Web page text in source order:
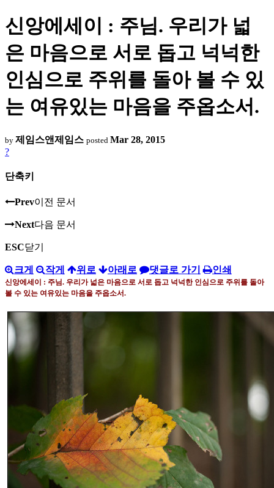
신앙에세이 : 주님. 우리가 넓
은 마음으로 서로 돕고 넉넉한
인심으로 주위를 돌아 볼 수 있
는 여유있는 마음을 주옵소서.
by 제임스앤제임스 posted Mar 28, 2015
?
단축키
Prev이전 문서
Next다음 문서
ESC닫기
크게 작게 위로 아래로 댓글로 가기 인쇄
신앙에세이 : 주님. 우리가 넓은 마음으로 서로 돕고 넉넉한 인심으로 주위를 돌아
볼 수 있는 여유있는 마음을 주옵소서.